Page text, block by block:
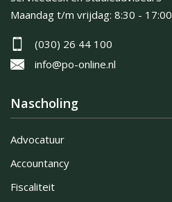
Maandag t/m vrijdag: 8:30 - 17:00
(030) 26 44 100
info@po-online.nl
Nascholing
Advocatuur
Accountancy
Fiscaliteit